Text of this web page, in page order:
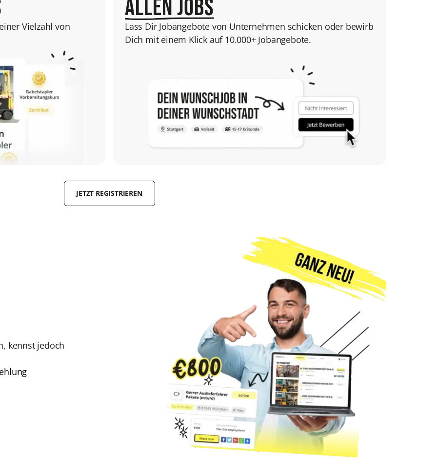
Vielzahl von
allen Jobs
Lass Dir Jobangebote von Unternehmen schicken oder bewirb
Dich mit einem Klick auf 10.000+ Jobangebote.
JETZT REGISTRIEREN
kennst jedoch